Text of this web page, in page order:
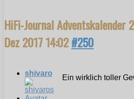
HiFi-Journal Adventskalender
Dez 2017 14:02#250
shivaro
Ein wirklich toller